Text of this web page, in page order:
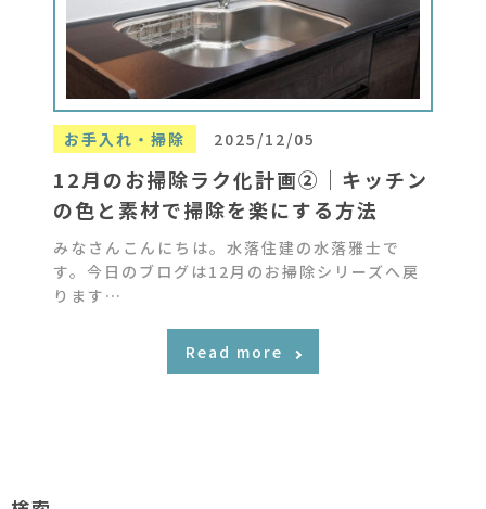
お手入れ・掃除 2025/12/05
12月のお掃除ラク化計画②｜キッチン
の色と素材で掃除を楽にする方法
みなさんこんにちは。水落住建の水落雅士で
す。今日のブログは12月のお掃除シリーズへ戻
ります…
Read more